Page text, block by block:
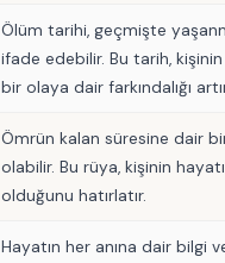
Ölüm tarihi, geçmişte
ifade edebilir. Bu tarih,
bir olaya dair farkındalığı
Ömrün kalan süresine dair
olabilir. Bu rüya, kişinin
olduğunu hatırlatır.
Hayatın her anına dair bilgi